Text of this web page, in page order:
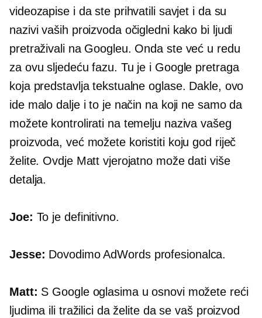
videozapise i da ste prihvatili savjet i da su
nazivi vaših proizvoda očigledni kako bi ljudi
pretraživali na Googleu. Onda ste već u redu
za ovu sljedeću fazu. Tu je i Google pretraga
koja predstavlja tekstualne oglase. Dakle, ovo
ide malo dalje i to je način na koji ne samo da
možete kontrolirati na temelju naziva vašeg
proizvoda, već možete koristiti koju god riječ
želite. Ovdje Matt vjerojatno može dati više
detalja.
Joe: To je definitivno.
Jesse: Dovodimo AdWords profesionalca.
Matt: S Google oglasima u osnovi možete reći
ljudima ili tražilici da želite da se vaš proizvod